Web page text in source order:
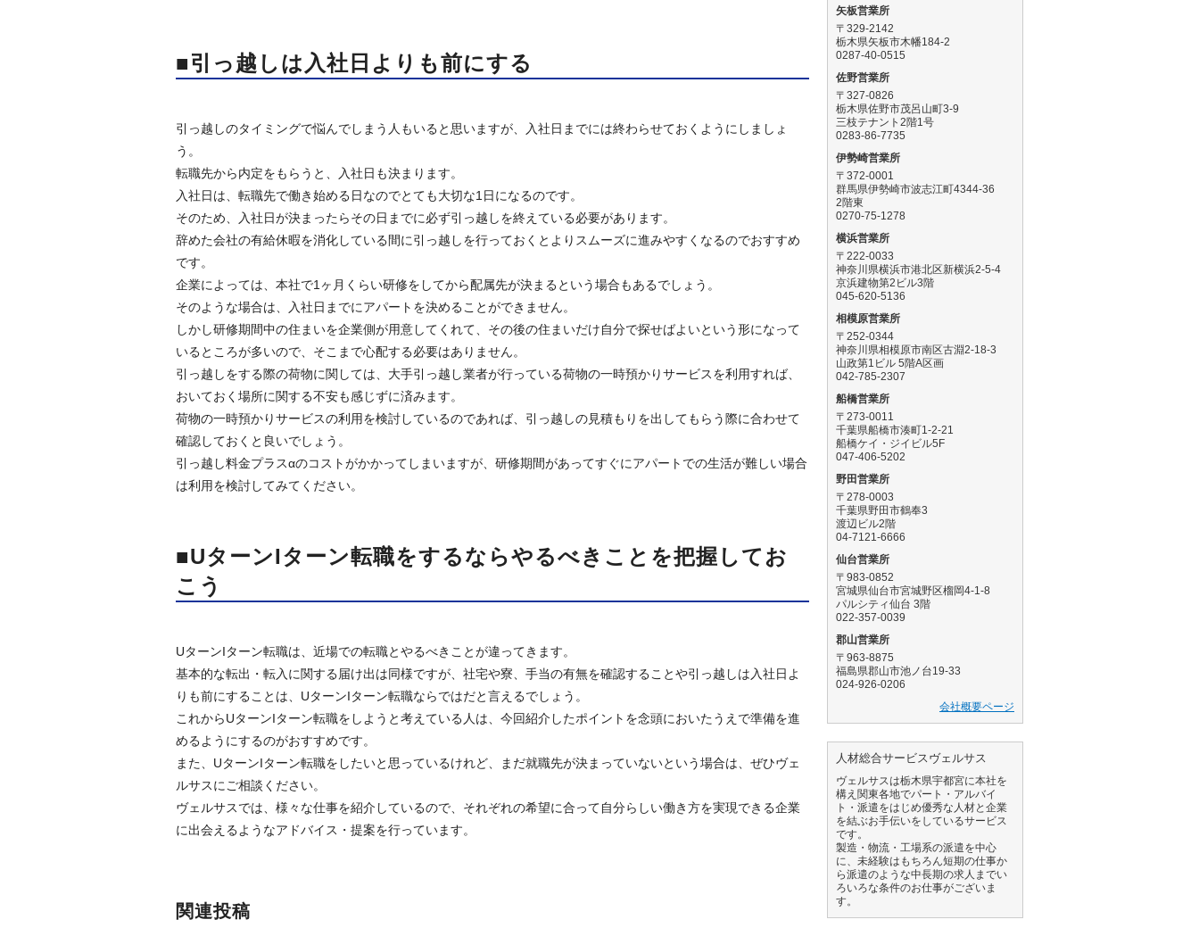
■引っ越しは入社日よりも前にする
引っ越しのタイミングで悩んでしまう人もいると思いますが、入社日までには終わらせておくようにしましょ
う。
転職先から内定をもらうと、入社日も決まります。
入社日は、転職先で働き始める日なのでとても大切な1日になるのです。
そのため、入社日が決まったらその日までに必ず引っ越しを終えている必要があります。
辞めた会社の有給休暇を消化している間に引っ越しを行っておくとよりスムーズに進みやすくなるのでおすすめ
です。
企業によっては、本社で1ヶ月くらい研修をしてから配属先が決まるという場合もあるでしょう。
そのような場合は、入社日までにアパートを決めることができません。
しかし研修期間中の住まいを企業側が用意してくれて、その後の住まいだけ自分で探せばよいという形になって
いるところが多いので、そこまで心配する必要はありません。
引っ越しをする際の荷物に関しては、大手引っ越し業者が行っている荷物の一時預かりサービスを利用すれば、
おいておく場所に関する不安も感じずに済みます。
荷物の一時預かりサービスの利用を検討しているのであれば、引っ越しの見積もりを出してもらう際に合わせて
確認しておくと良いでしょう。
引っ越し料金プラスαのコストがかかってしまいますが、研修期間があってすぐにアパートでの生活が難しい場合
は利用を検討してみてください。
■UターンIターン転職をするならやるべきことを把握してお
こう
UターンIターン転職は、近場での転職とやるべきことが違ってきます。
基本的な転出・転入に関する届け出は同様ですが、社宅や寮、手当の有無を確認することや引っ越しは入社日よ
りも前にすることは、UターンIターン転職ならではだと言えるでしょう。
これからUターンIターン転職をしようと考えている人は、今回紹介したポイントを念頭においたうえで準備を進
めるようにするのがおすすめです。
また、UターンIターン転職をしたいと思っているけれど、まだ就職先が決まっていないという場合は、ぜひヴェ
ルサスにご相談ください。
ヴェルサスでは、様々な仕事を紹介しているので、それぞれの希望に合って自分らしい働き方を実現できる企業
に出会えるようなアドバイス・提案を行っています。
関連投稿
矢板営業所
〒329-2142
栃木県矢板市木幡184-2
0287-40-0515
佐野営業所
〒327-0826
栃木県佐野市茂呂山町3-9
三枝テナント2階1号
0283-86-7735
伊勢崎営業所
〒372-0001
群馬県伊勢崎市波志江町4344-36
2階東
0270-75-1278
横浜営業所
〒222-0033
神奈川県横浜市港北区新横浜2-5-4
京浜建物第2ビル3階
045-620-5136
相模原営業所
〒252-0344
神奈川県相模原市南区古淵2-18-3
山政第1ビル 5階A区画
042-785-2307
船橋営業所
〒273-0011
千葉県船橋市湊町1-2-21
船橋ケイ・ジイビル5F
047-406-5202
野田営業所
〒278-0003
千葉県野田市鶴奉3
渡辺ビル2階
04-7121-6666
仙台営業所
〒983-0852
宮城県仙台市宮城野区榴岡4-1-8
パルシティ仙台 3階
022-357-0039
郡山営業所
〒963-8875
福島県郡山市池ノ台19-33
024-926-0206
会社概要ページ
人材総合サービスヴェルサス
ヴェルサスは栃木県宇都宮に本社を
構え関東各地でパート・アルバイ
ト・派遣をはじめ優秀な人材と企業
を結ぶお手伝いをしているサービス
です。
製造・物流・工場系の派遣を中心
に、未経験はもちろん短期の仕事か
ら派遣のような中長期の求人までい
ろいろな条件のお仕事がございま
す。